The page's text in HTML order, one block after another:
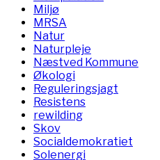
Miljø
MRSA
Natur
Naturpleje
Næstved Kommune
Økologi
Reguleringsjagt
Resistens
rewilding
Skov
Socialdemokratiet
Solenergi